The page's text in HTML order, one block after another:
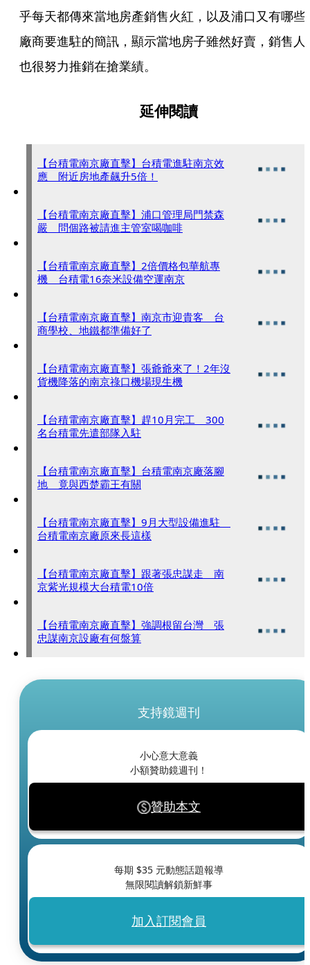
乎每天都傳來當地房產銷售火紅，以及浦口又有哪些
廠商要進駐的簡訊，顯示當地房子雖然好賣，銷售人
也很努力推銷在搶業績。
延伸閱讀
【台積電南京廠直擊】台積電進駐南京效
應 附近房地產飆升5倍！
【台積電南京廠直擊】浦口管理局門禁森
嚴 問個路被請進主管室喝咖啡
【台積電南京廠直擊】2倍價格包華航專
機 台積電16奈米設備空運南京
【台積電南京廠直擊】南京市迎貴客 台
商學校、地鐵都準備好了
【台積電南京廠直擊】張爺爺來了！2年沒
貨機降落的南京祿口機場現生機
【台積電南京廠直擊】趕10月完工 300
名台積電先遣部隊入駐
【台積電南京廠直擊】台積電南京廠落腳
地 竟與西楚霸王有關
【台積電南京廠直擊】9月大型設備進駐
台積電南京廠原來長這樣
【台積電南京廠直擊】跟著張忠謀走 南
京紫光規模大台積電10倍
【台積電南京廠直擊】強調根留台灣 張
忠謀南京設廠有何盤算
支持鏡週刊
小心意大意義
小額贊助鏡週刊！
贊助本文
每期 $35 元動態話題報導
無限閱讀解鎖新鮮事
加入訂閱會員